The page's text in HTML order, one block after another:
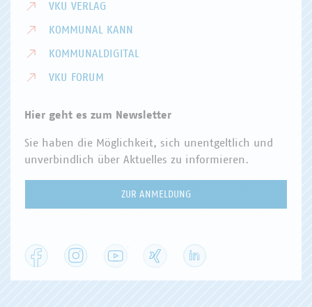
VKU VERLAG
KOMMUNAL KANN
KOMMUNALDIGITAL
VKU FORUM
Hier geht es zum Newsletter
Sie haben die Möglichkeit, sich unentgeltlich und
unverbindlich über Aktuelles zu informieren.
ZUR ANMELDUNG
Facebook Instagram YouTube